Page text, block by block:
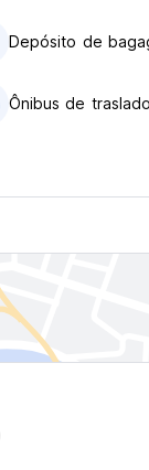
Depósito de
Ônibus de traslado